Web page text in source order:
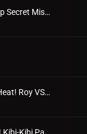
Dot and Botan! Top Secret Mission
Wings of Blazing Heat! Roy VS Friede